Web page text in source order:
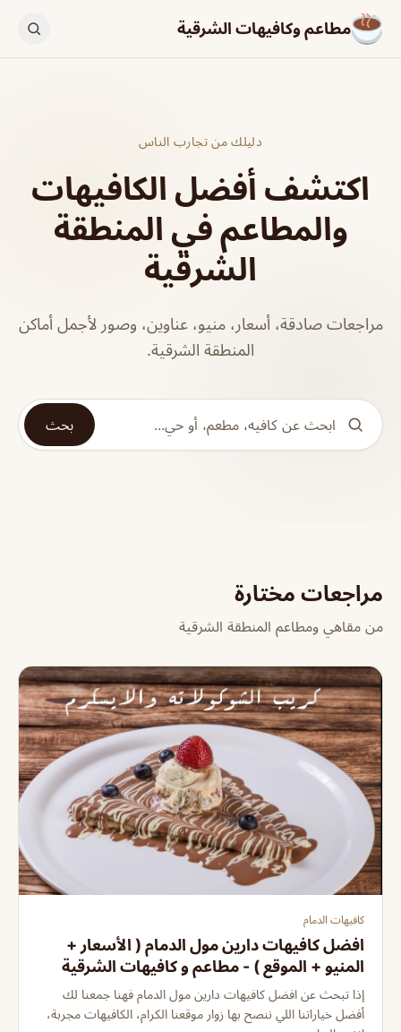
مطاعم وكافيهات الشرقية
دليلك من تجارب الناس
اكتشف أفضل الكافيهات
والمطاعم في المنطقة
الشرقية
مراجعات صادقة، أسعار، منيو، عناوين، وصور لأجمل أماكن
المنطقة الشرقية.
بحث
مراجعات مختارة
من مقاهي ومطاعم المنطقة الشرقية
كافيهات الدمام
افضل كافيهات دارين مول الدمام ( الأسعار +
المنيو + الموقع ) - مطاعم و كافيهات الشرقية
إذا تبحث عن افضل كافيهات دارين مول الدمام فهنا جمعنا لك
أفضل خياراتنا اللي ننصح بها زوار موقعنا الكرام، الكافيهات مجربة،